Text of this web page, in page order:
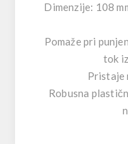
Dimenzije: 108
Pomaže pri
tok
Pristaje
Robusna